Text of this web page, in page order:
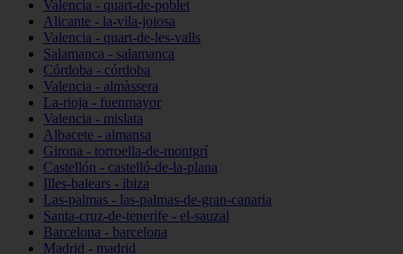
Valencia - quart-de-poblet
Alicante - la-vila-joiosa
Valencia - quart-de-les-valls
Salamanca - salamanca
Córdoba - córdoba
Valencia - almàssera
La-rioja - fuenmayor
Valencia - mislata
Albacete - almansa
Girona - torroella-de-montgrí
Castellón - castelló-de-la-plana
Illes-balears - ibiza
Las-palmas - las-palmas-de-gran-canaria
Santa-cruz-de-tenerife - el-sauzal
Barcelona - barcelona
Madrid - madrid